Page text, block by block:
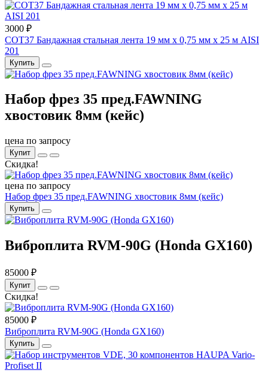
3000 ₽
COT37 Бандажная стальная лента 19 мм x 0,75 мм x 25 м AISI
201
Купить
Набор фрез 35 пред.FAWNING
хвостовик 8мм (кейс)
цена по запросу
Купит
Скидка!
цена по запросу
Набор фрез 35 пред.FAWNING хвостовик 8мм (кейс)
Купить
Виброплита RVM-90G (Honda GX160)
85000 ₽
Купит
Скидка!
85000 ₽
Виброплита RVM-90G (Honda GX160)
Купить